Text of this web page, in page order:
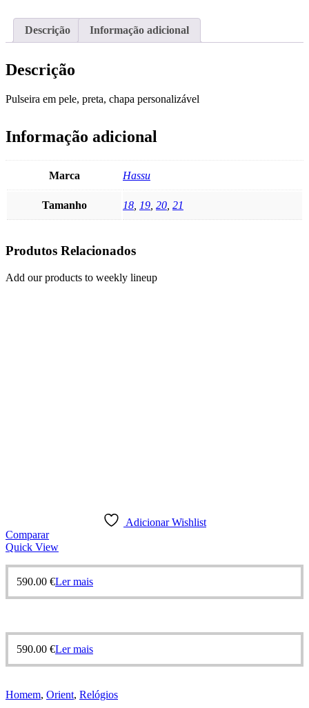
Descrição Informação adicional
Descrição
Pulseira em pele, preta, chapa personalizável
Informação adicional
Marca Hassu
Tamanho 18 19 20 21
Produtos Relacionados
Add our products to weekly lineup
Adicionar Wishlist
Comparar
Quick View
590.00 €Ler mais
590.00 €Ler mais
Homem, Orient, Relógios